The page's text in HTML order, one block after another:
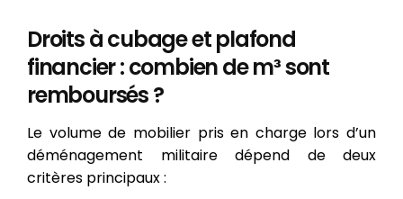
Droits à cubage et plafond
financier : combien de m³ sont
remboursés ?
Le volume de mobilier pris en charge lors d’un
déménagement militaire dépend de deux
critères principaux :